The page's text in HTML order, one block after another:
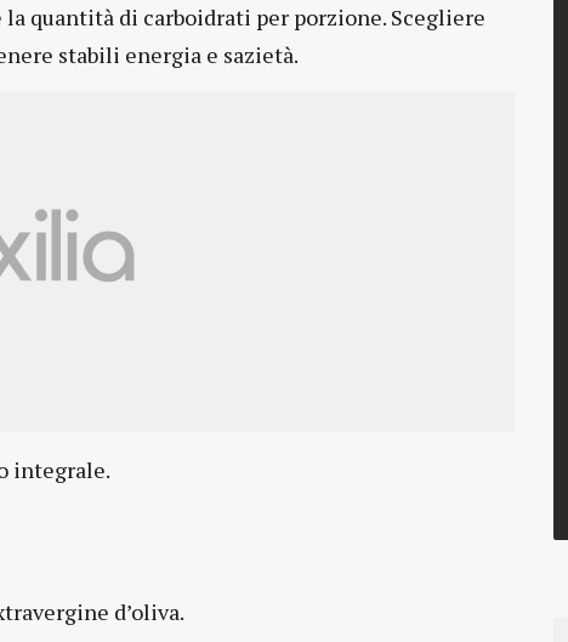
quantità di carboidrati per porzione. Scegliere
stabili energia e sazietà.
integrale.
d’oliva.